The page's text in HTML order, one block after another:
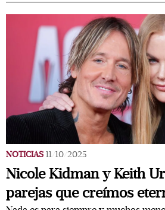
NOTICIAS 11/10/2025
Nicole Kidman y Keith
parejas que creímos